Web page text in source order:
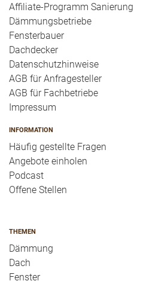
Affiliate-Programm Sanierung
Dämmungsbetriebe
Fensterbauer
Dachdecker
Datenschutzhinweise
AGB für Anfragesteller
AGB für Fachbetriebe
Impressum
INFORMATION
Häufig gestellte Fragen
Angebote einholen
Podcast
Offene Stellen
THEMEN
Dämmung
Dach
Fenster